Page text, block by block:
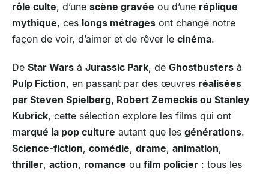
rôle culte, d’une scène gravée ou d’une réplique
mythique, ces longs métrages ont changé notre
façon de voir, d’aimer et de rêver le cinéma.
De Star Wars à Jurassic Park, de Ghostbusters à
Pulp Fiction, en passant par des œuvres réalisées
par Steven Spielberg, Robert Zemeckis ou Stanley
Kubrick, cette sélection explore les films qui ont
marqué la pop culture autant que les générations.
Science-fiction, comédie, drame, animation,
thriller, action, romance ou film policier : tous les